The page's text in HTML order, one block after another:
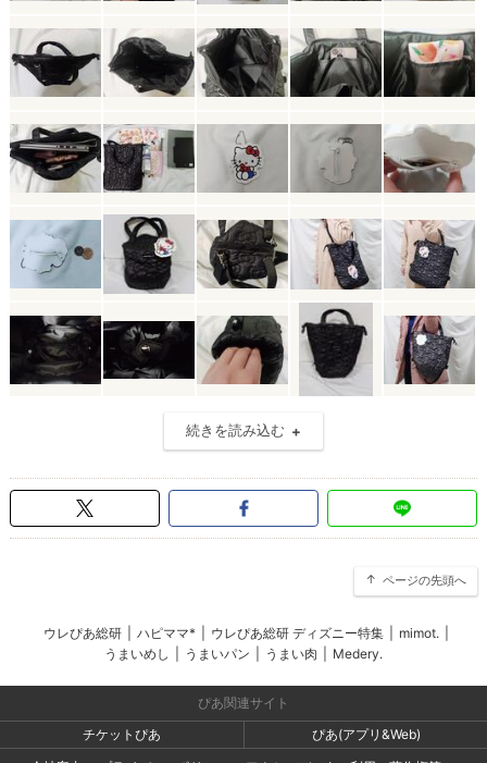
続きを読み込む
ページの先頭へ
ウレぴあ総研 ハピママ* ウレぴあ総研 ディズニー特集 mimot.
うまいめし
うまいパン うまい肉 Medery.
ぴあ関連サイト
チケットぴあ
ぴあ(アプリ&Web)